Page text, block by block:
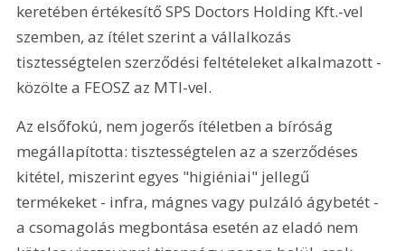
keretében értékesítő SPS Doctors Holding Kft.-vel
szemben, az ítélet szerint a vállalkozás
tisztességtelen szerződési feltételeket alkalmazott -
közölte a FEOSZ az MTI-vel.
Az elsőfokú, nem jogerős ítéletben a bíróság
megállapította: tisztességtelen az a szerződéses
kitétel, miszerint egyes "higiéniai" jellegű
termékeket - infra, mágnes vagy pulzáló ágybetét -
a csomagolás megbontása esetén az eladó nem